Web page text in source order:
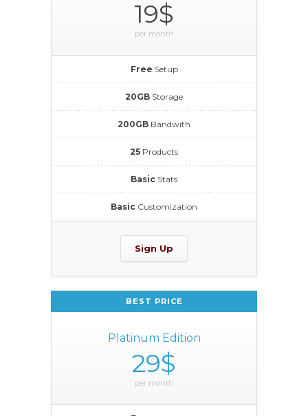
19$
per month
Free Setup
20GB Storage
200GB Bandwith
25 Products
Basic Stats
Basic Customization
Sign Up
BEST PRICE
Platinum Edition
29$
per month